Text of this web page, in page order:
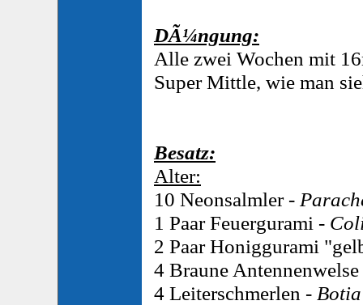
DÃ¼ngung:
Alle zwei Wochen mit
Super Mittle, wie man
Besatz:
Alter:
10 Neonsalmler -
1 Paar Feuergurami -
2 Paar Honiggurami
4 Braune
4 Leiterschmerlen -